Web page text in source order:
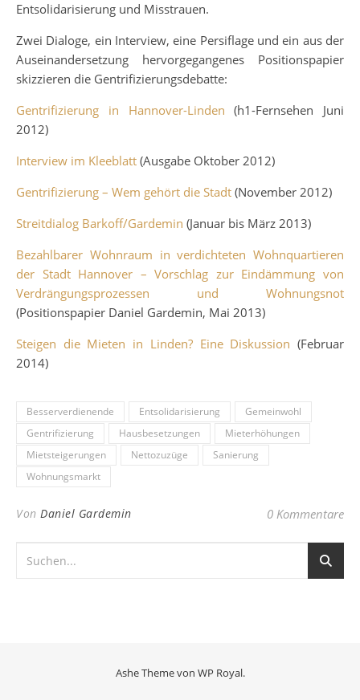
Entsolidarisierung und Misstrauen.
Zwei Dialoge, ein Interview, eine Persiflage und ein aus der
Auseinandersetzung hervorgegangenes Positionspapier
skizzieren die Gentrifizierungsdebatte:
Gentrifizierung in Hannover-Linden (h1-Fernsehen Juni
2012)
Interview im Kleeblatt (Ausgabe Oktober 2012)
Gentrifizierung – Wem gehört die Stadt (November 2012)
Streitdialog Barkoff/Gardemin (Januar bis März 2013)
Bezahlbarer Wohnraum in verdichteten Wohnquartieren
der Stadt Hannover – Vorschlag zur Eindämmung von
Verdrängungsprozessen und Wohnungsnot
(Positionspapier Daniel Gardemin, Mai 2013)
Steigen die Mieten in Linden? Eine Diskussion (Februar
2014)
Besserverdienende Entsolidarisierung
Gemeinwohl
Gentrifizierung
Hausbesetzungen
Mieterhöhungen
Mietsteigerungen
Nettozuzüge
Sanierung
Wohnungsmarkt
Von Daniel Gardemin 0 Kommentare
Ashe Theme von WP Royal.